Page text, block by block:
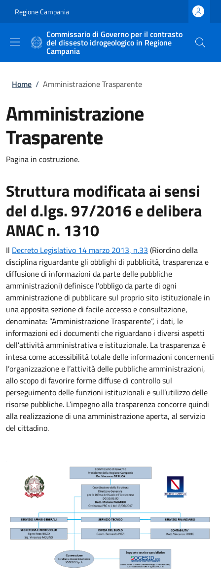
Regione Campania
Commissario di Governo per il contrasto
del dissesto idrogeologico in Regione
Campania
Briciole di pane
Home / Amministrazione Trasparente
Amministrazione
Trasparente
Pagina in costruzione.
Struttura modificata ai sensi
del d.lgs. 97/2016 e delibera
ANAC n. 1310
Il Decreto Legislativo 14 marzo 2013, n.33 (Riordino della
disciplina riguardante gli obblighi di pubblicità, trasparenza e
diffusione di informazioni da parte delle pubbliche
amministrazioni) definisce l’obbligo da parte di ogni
amministrazione di pubblicare sul proprio sito istituzionale in
una apposita sezione di facile accesso e consultazione,
denominata: “Amministrazione Trasparente”, i dati, le
informazioni ed i documenti che riguardano i diversi aspetti
dell’attività amministrativa e istituzionale. La trasparenza è
intesa come accessibilità totale delle informazioni concernenti
l’organizzazione e l’attività delle pubbliche amministrazioni,
allo scopo di favorire forme diffuse di controllo sul
perseguimento delle funzioni istituzionali e sull’utilizzo delle
risorse pubbliche. L’impegno alla trasparenza concorre quindi
alla realizzazione di una amministrazione aperta, al servizio
del cittadino.